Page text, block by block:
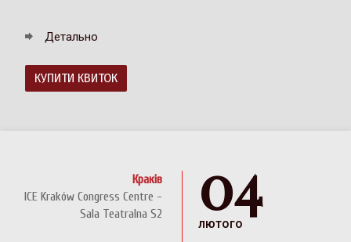
Детально
КУПИТИ КВИТОК
Краків
ICE Kraków Congress Centre -
Sala Teatralna S2
04
лютого